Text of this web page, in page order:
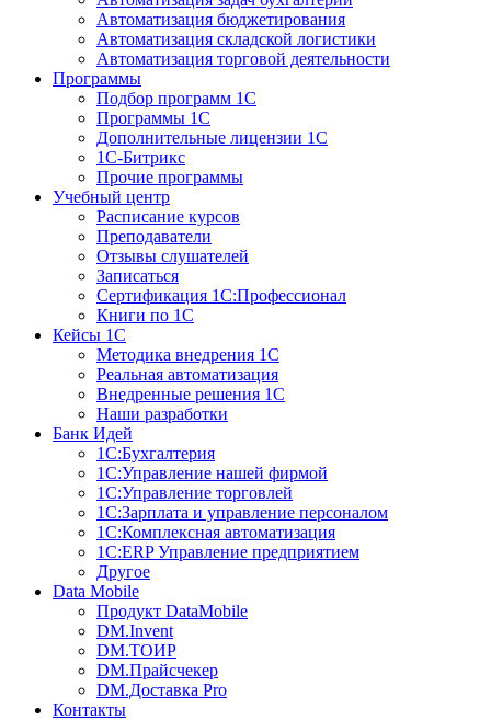
Автоматизация бюджетирования
Автоматизация складской логистики
Автоматизация торговой деятельности
Программы
Подбор программ 1С
Программы 1С
Дополнительные лицензии 1С
1С-Битрикс
Прочие программы
Учебный центр
Расписание курсов
Преподаватели
Отзывы слушателей
Записаться
Сертификация 1С:Профессионал
Книги по 1С
Кейсы 1С
Методика внедрения 1С
Реальная автоматизация
Внедренные решения 1С
Наши разработки
Банк Идей
1С:Бухгалтерия
1С:Управление нашей фирмой
1С:Управление торговлей
1С:Зарплата и управление персоналом
1С:Комплексная автоматизация
1С:ERP Управление предприятием
Другое
Data Mobile
Продукт DataMobile
DM.Invent
DM.ТОИР
DM.Прайсчекер
DM.Доставка Pro
Контакты